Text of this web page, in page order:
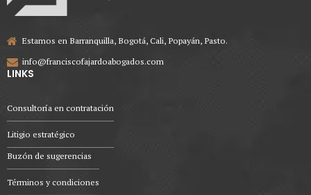
Estamos en Barranquilla, Bogotá, Cali, Popayán, Pasto.
info@franciscofajardoabogados.com
LINKS
Consultoría en contratación
Litigio estratégico
Buzón de sugerencias
Términos y condiciones